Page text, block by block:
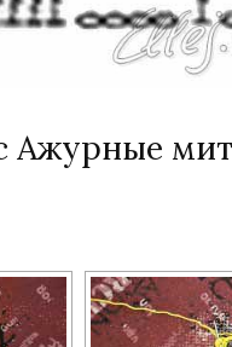
Ажурные